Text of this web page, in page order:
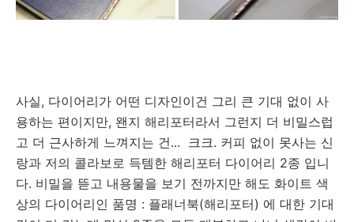
사실, 다이어리가 어떤 디자인이건 그리 큰 기대 없이 사
용하는 편이지만, 왠지 해리포터라서 그런지 더 비밀스럽
고 더 근사하게 느껴지는 건... 크크. 커피 없이 못사는 신
랑과 저의 콜라보로 득템한 해리포터 다이어리 2종 입니
다. 비밀을 뜯고 내용물을 보기 전까지만 해도 화이트 색
상의 다이어리인 품명 : 플래너북(해리포터) 에 대한 기대